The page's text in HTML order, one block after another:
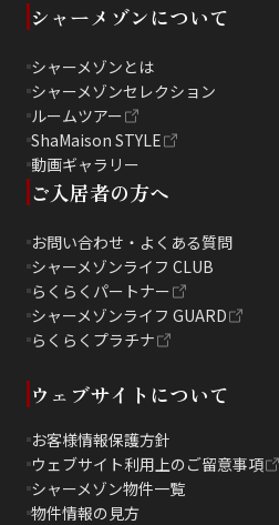
シャーメゾンについて
シャーメゾンとは
シャーメゾンセレクション
ルームツアー
ShaMaison STYLE
動画ギャラリー
ご入居者の方へ
お問い合わせ・よくある質問
シャーメゾンライフ CLUB
らくらくパートナー
シャーメゾンライフ GUARD
らくらくプラチナ
ウェブサイトについて
お客様情報保護方針
ウェブサイト利用上のご留意事項
シャーメゾン物件一覧
物件情報の見方